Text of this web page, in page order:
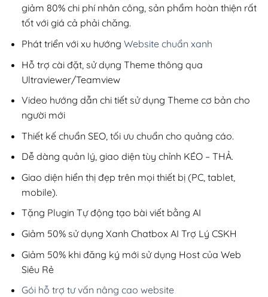
giảm 80% chi phí nhân công, sản phẩm hoàn thiện rất
tốt với giá cả phải chăng.
Phát triển với xu hướng Website chuẩn xanh
Hỗ trợ cài đặt, sử dụng Theme thông qua
Ultraviewer/Teamview
Video hướng dẫn chi tiết sử dụng Theme cơ bản cho
người mới
Thiết kế chuẩn SEO, tối ưu chuẩn cho quảng cáo.
Dễ dàng quản lý, giao diện tùy chỉnh KÉO – THẢ.
Giao diện hiển thị đẹp trên mọi thiết bị (PC, tablet,
mobile).
Tặng Plugin Tự động tạo bài viết bằng AI
Giảm 50% sử dụng Xanh Chatbox AI Trợ Lý CSKH
Giảm 50% khi đăng ký mới sử dụng Host của Web
Siêu Rẻ
Gói hỗ trợ tư vấn nâng cao website